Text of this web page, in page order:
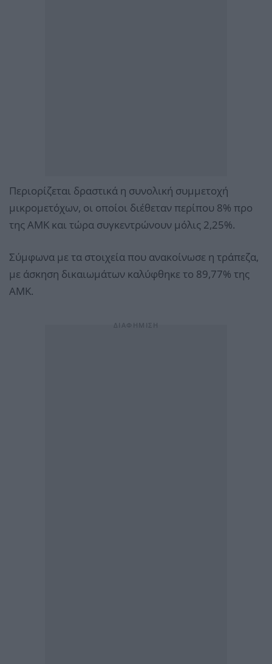
Περιορίζεται δραστικά η συνολική συμμετοχή
μικρομετόχων, οι οποίοι διέθεταν περίπου 8% προ
της ΑΜΚ και τώρα συγκεντρώνουν μόλις 2,25%.
Σύμφωνα με τα στοιχεία που ανακοίνωσε η τράπεζα,
με άσκηση δικαιωμάτων καλύφθηκε το 89,77% της
ΑΜΚ.